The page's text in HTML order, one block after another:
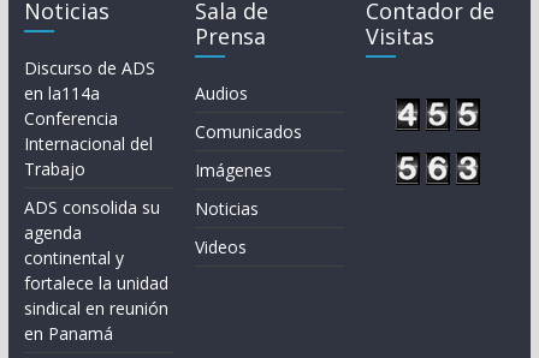
Noticias
Discurso de ADS
en la114a
Conferencia
Internacional del
Trabajo
ADS consolida su
agenda
continental y
fortalece la unidad
sindical en reunión
en Panamá
Sala de
Prensa
Audios
Comunicados
Imágenes
Noticias
Videos
Contador de
Visitas